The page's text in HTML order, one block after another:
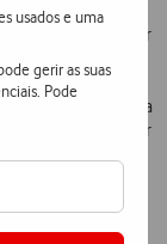
usados e uma
gerir as suas
Pode
podem presentear
com um dos
para acederem à
MMS; 3 shakes da
de Natal podem ser
o dia 26 e 1 de